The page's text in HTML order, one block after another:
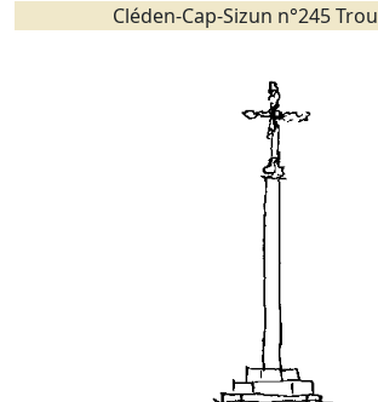
Cléden-Cap-Sizun n°245